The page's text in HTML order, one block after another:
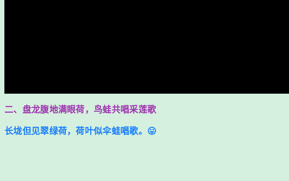
二、盘龙腹地满眼荷，鸟蛙共唱采莲歌
长垅但见翠绿荷，荷叶似伞蛙唱歌。😛